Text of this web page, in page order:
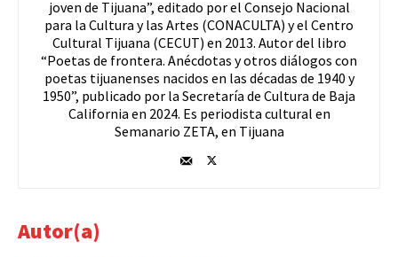
joven de Tijuana”, editado por el Consejo Nacional
para la Cultura y las Artes (CONACULTA) y el Centro
Cultural Tijuana (CECUT) en 2013. Autor del libro
“Poetas de frontera. Anécdotas y otros diálogos con
poetas tijuanenses nacidos en las décadas de 1940 y
1950”, publicado por la Secretaría de Cultura de Baja
California en 2024. Es periodista cultural en
Semanario ZETA, en Tijuana
Autor(a)